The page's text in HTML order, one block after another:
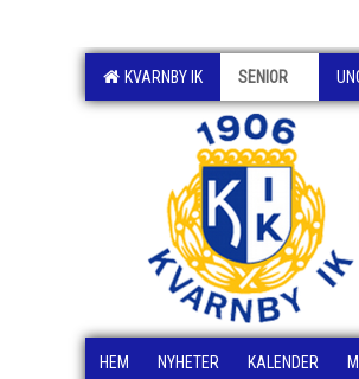
KVARNBY IK SENIOR
HEM NYHETER KALENDER